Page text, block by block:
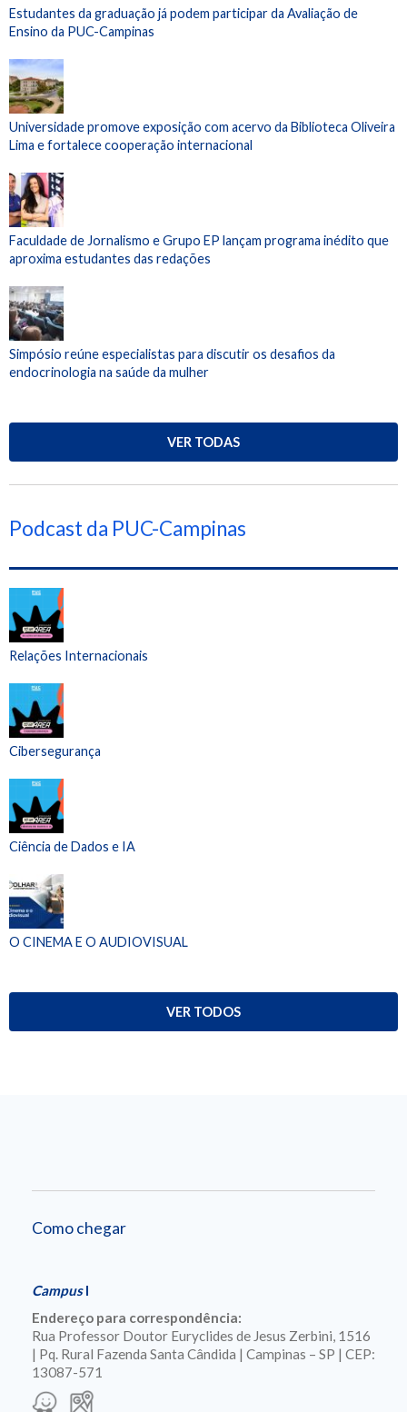
Estudantes da graduação já podem participar da Avaliação de
Ensino da PUC-Campinas
Universidade promove exposição com acervo da Biblioteca Oliveira
Lima e fortalece cooperação internacional
Faculdade de Jornalismo e Grupo EP lançam programa inédito que
aproxima estudantes das redações
Simpósio reúne especialistas para discutir os desafios da
endocrinologia na saúde da mulher
VER TODAS
Podcast da PUC-Campinas
Relações Internacionais
Cibersegurança
Ciência de Dados e IA
O CINEMA E O AUDIOVISUAL
VER TODOS
Como chegar
CampusI
Endereço para correspondência:
Rua Professor Doutor Euryclides de Jesus Zerbini, 1516
| Pq. Rural Fazenda Santa Cândida | Campinas – SP | CEP:
13087-571